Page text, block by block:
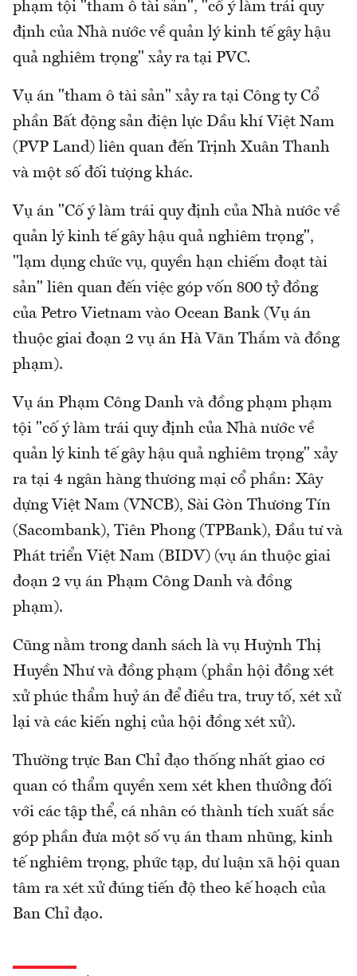
phạm tội "tham ô tài sản", "cố ý làm trái quy
định của Nhà nước về quản lý kinh tế gây hậu
quả nghiêm trọng" xảy ra tại PVC.
Vụ án "tham ô tài sản" xảy ra tại Công ty Cổ
phần Bất động sản điện lực Dầu khí Việt Nam
(PVP Land) liên quan đến Trịnh Xuân Thanh
và một số đối tượng khác.
Vụ án "Cố ý làm trái quy định của Nhà nước về
quản lý kinh tế gây hậu quả nghiêm trọng",
"lạm dụng chức vụ, quyền hạn chiếm đoạt tài
sản" liên quan đến việc góp vốn 800 tỷ đồng
của Petro Vietnam vào Ocean Bank (Vụ án
thuộc giai đoạn 2 vụ án Hà Văn Thắm và đồng
phạm).
Vụ án Phạm Công Danh và đồng phạm phạm
tội "cố ý làm trái quy định của Nhà nước về
quản lý kinh tế gây hậu quả nghiêm trọng" xảy
ra tại 4 ngân hàng thương mại cổ phần: Xây
dựng Việt Nam (VNCB), Sài Gòn Thương Tín
(Sacombank), Tiên Phong (TPBank), Đầu tư và
Phát triển Việt Nam (BIDV) (vụ án thuộc giai
đoạn 2 vụ án Phạm Công Danh và đồng
phạm).
Cũng nằm trong danh sách là vụ Huỳnh Thị
Huyền Như và đồng phạm (phần hội đồng xét
xử phúc thẩm huỷ án để điều tra, truy tố, xét xử
lại và các kiến nghị của hội đồng xét xử).
Thường trực Ban Chỉ đạo thống nhất giao cơ
quan có thẩm quyền xem xét khen thưởng đối
với các tập thể, cá nhân có thành tích xuất sắc
góp phần đưa một số vụ án tham nhũng, kinh
tế nghiêm trọng, phức tạp, dư luận xã hội quan
tâm ra xét xử đúng tiến độ theo kế hoạch của
Ban Chỉ đạo.